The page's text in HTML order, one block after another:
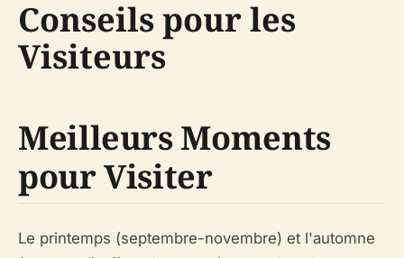
Conseils pour les
Visiteurs
Meilleurs Moments
pour Visiter
Le printemps (septembre-novembre) et l'automne